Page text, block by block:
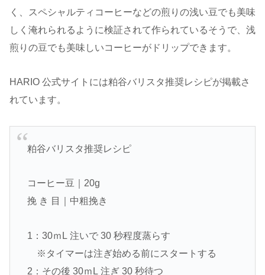
く、スペシャルティコーヒーなどの煎りの浅い豆でも美味
しく淹れられるように検証されて作られているそうで、浅
煎りの豆でも美味しいコーヒーがドリップできます。
HARIO 公式サイトには粕谷バリスタ推奨レシピが掲載さ
れています。
粕⾕バリスタ推奨レシピ
コーヒー⾖｜20g
挽 き ⽬｜中粗挽き
1：30ｍL 注いで 30 秒程度蒸らす
※タイマーは注ぎ始める前にスタートする
2：その後 30ｍL 注ぎ 30 秒待つ